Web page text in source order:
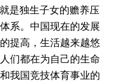
是独生子女的赡养压
系。中国现在的发展
提高，生活越来越悠
们都在为自己的生命
我国竞技体育事业的